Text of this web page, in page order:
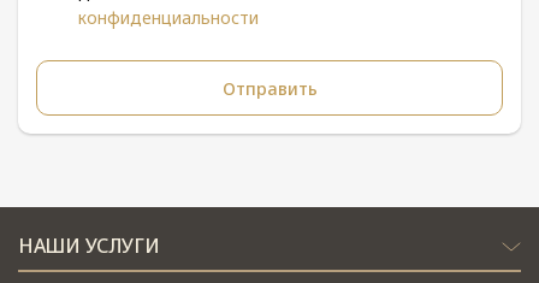
конфиденциальности
НАШИ УСЛУГИ